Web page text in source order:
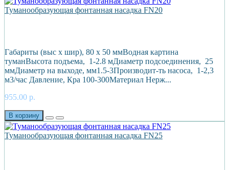
Туманообразующая фонтанная насадка FN20
Габариты (выс х шир), 80 х 50 ммВодная картина
туманВысота подъема, 1-2.8 мДиаметр подсоединения, 25
ммДиаметр на выходе, мм1.5-3Производит-ть насоса, 1-2,3
м3/час Давление, Кра 100-300Материал Нерж...
955.00 р.
В корзину
Туманообразующая фонтанная насадка FN25